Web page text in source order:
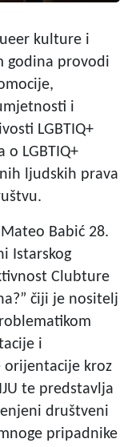
kulture i
godina provodi
i
LGBTIQ+
o LGBTIQ+
ljudskih prava
Babić 28.
Istarskog
Clubture
čiji je nositelj
i
orijentacije kroz
te predstavlja
društveni
pripadnike